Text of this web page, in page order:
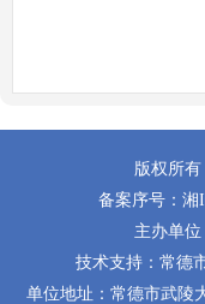
版权所
备案序号： 湘
主办单
技术支持：常德
单位地址：常德市武陵